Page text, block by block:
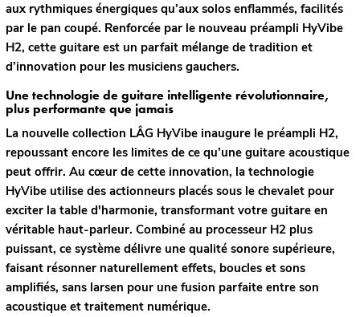
aux rythmiques énergiques qu’aux solos enflammés, facilités
par le pan coupé. Renforcée par le nouveau préampli HyVibe
H2, cette guitare est un parfait mélange de tradition et
d’innovation pour les musiciens gauchers.
Une technologie de guitare intelligente révolutionnaire,
plus performante que jamais
La nouvelle collection LÂG HyVibe inaugure le préampli H2,
repoussant encore les limites de ce qu’une guitare acoustique
peut offrir. Au cœur de cette innovation, la technologie
HyVibe utilise des actionneurs placés sous le chevalet pour
exciter la table d'harmonie, transformant votre guitare en
véritable haut-parleur. Combiné au processeur H2 plus
puissant, ce système délivre une qualité sonore supérieure,
faisant résonner naturellement effets, boucles et sons
amplifiés, sans larsen pour une fusion parfaite entre son
acoustique et traitement numérique.